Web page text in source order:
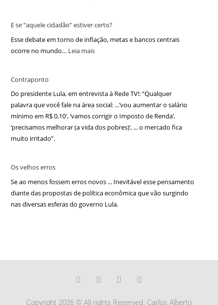
E se “aquele cidadão” estiver certo?
Esse debate em torno de inflação, metas e bancos centrais
ocorre no mundo… Leia mais
Contraponto
Do presidente Lula, em entrevista à Rede TV!: “Qualquer
palavra que você fale na área social: ...‘vou aumentar o salário
mínimo em R$ 0,10′, ‘vamos corrigir o Imposto de Renda’,
‘precisamos melhorar (a vida dos pobres)’, ... o mercado fica
muito irritado”.
Os velhos erros
Se ao menos fossem erros novos ... Inevitável esse pensamento
diante das propostas de política econômica que vão surgindo
nas diversas esferas do governo Lula.
Copyright 2026 © All rights Reserved. Carlos Alberto